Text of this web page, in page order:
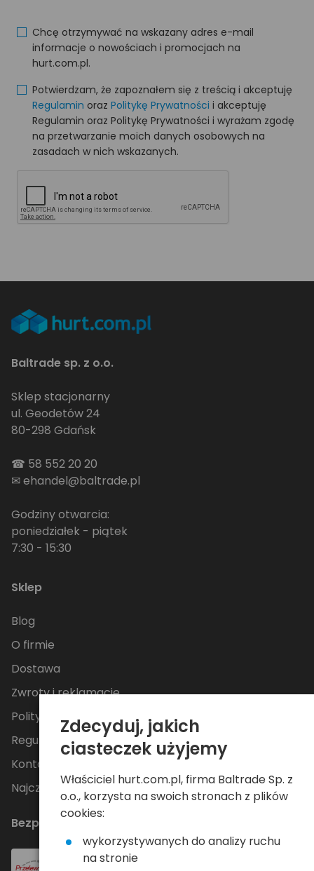
Chcę otrzymywać na wskazany adres e-mail
informacje o nowościach i promocjach na
hurt.com.pl.
Potwierdzam, że zapoznałem się z treścią i akceptuję
Regulamin oraz Politykę Prywatności i akceptuję
Regulamin oraz Politykę Prywatności i wyrażam zgodę
na przetwarzanie moich danych osobowych na
zasadach w nich wskazanych.
Baltrade sp. z o.o.
Sklep stacjonarny
ul. Geodetów 24
80-298 Gdańsk
☎ 58 552 20 20
✉ehandel@baltrade.pl
Godziny otwarcia:
poniedziałek - piątek
7:30 - 15:30
Sklep
Blog
O firmie
Dostawa
Zwroty i reklamacje
Polityka Prywatności
Regulamin
Kontakt
Najczęściej zadawane pytania
Bezpieczne płatności
Zdecyduj, jakich
ciasteczek użyjemy
Właściciel hurt.com.pl, firma Baltrade Sp. z
o.o., korzysta na swoich stronach z plików
cookies:
wykorzystywanych do analizy ruchu
na stronie